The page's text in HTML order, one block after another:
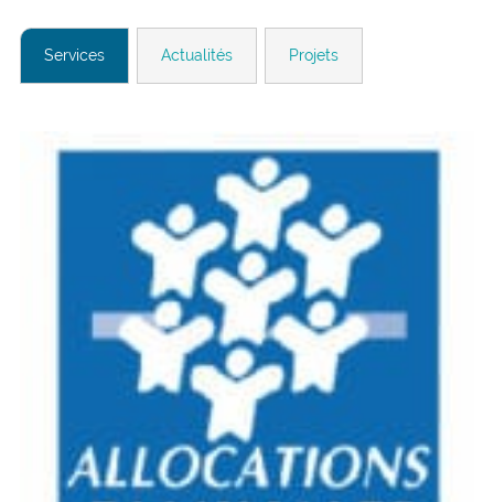
Services Actualités Projets